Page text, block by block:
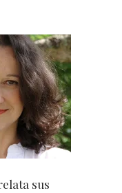
sus